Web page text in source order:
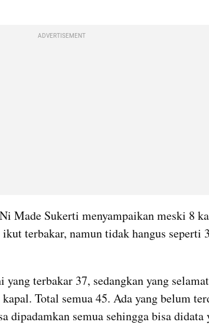
ADVERTISEMENT
Made Sukerti menyampaikan meski 8
terbakar, namun tidak hangus seperti
terbakar 37, sedangkan yang
Total semua 45. Ada yang belum
dipadamkan semua sehingga bisa didata